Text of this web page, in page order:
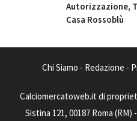
Autorizzazione,
Casa Rossoblù
Chi Siamo - Redazione -
Calciomercatoweb.it di
Sistina 121, 00187 Roma (RM)